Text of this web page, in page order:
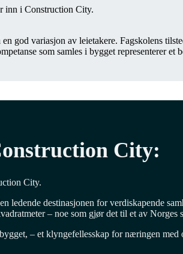
inn i Construction City.
god variasjon av leietakere. Fagskolens
som samles i bygget representerer
City:
City.
ledende destinasjonen for verdiskapende
– noe som gjør det til et av Norges
– et klyngefellesskap for næringen med